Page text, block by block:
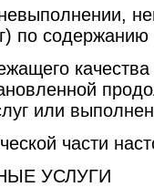
по
или
части
УСЛУГИ